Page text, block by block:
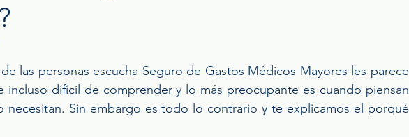
las personas escucha Seguro de Gastos Médicos Mayores les parece
incluso difícil de comprender y lo más preocupante es cuando piensan
necesitan. Sin embargo es todo lo contrario y te explicamos el porqué